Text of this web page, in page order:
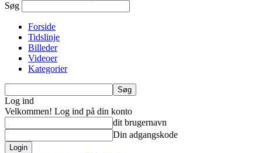
Søg
Forside
Tidslinje
Billeder
Videoer
Kategorier
Log ind
Velkommen! Log ind på din konto
dit brugernavn
Din adgangskode